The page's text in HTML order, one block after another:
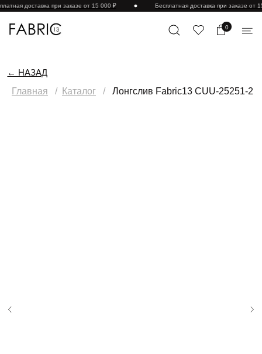
доставка при заказе от 15 000 ₽ Бесплатная доставка при заказе от
Главная / Каталог / Лонгслив Fabric13 CUU-25251-2